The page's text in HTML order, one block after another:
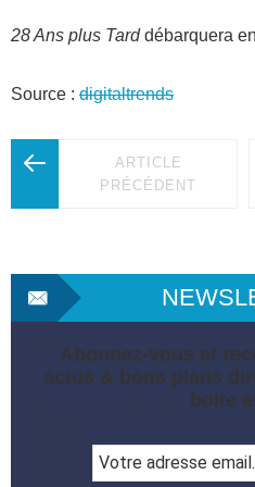
28 Ans plus Tarddébarquera
Source : digitaltrends
ARTICLE
PRÉCÉDENT
Abonnez-vous et
actus & bons plans
boite
adresse